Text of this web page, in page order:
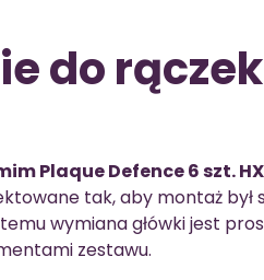
do
Plaque Defence 6 szt.
tak, aby montaż był
wymiana główki jest
zestawu.